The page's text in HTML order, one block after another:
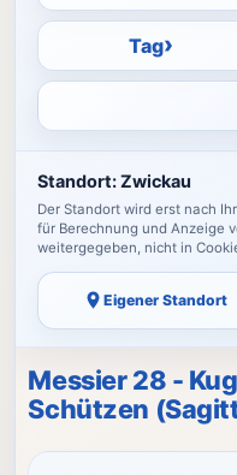
Tag›
Standort:Zwickau
Der Standort wird erst nach
für Berechnung und Anzeige
weitergegeben, nicht in
Eigener Standort
Messier 28 -
Schützen